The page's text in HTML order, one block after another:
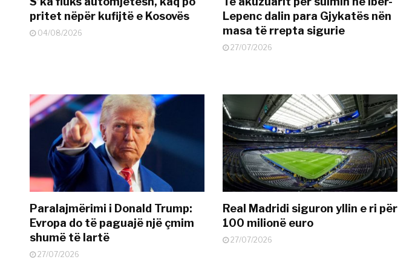
pritet nëpër kufijtë e Kosovës
04/08/2026
Lepenc dalin para Gjykatës nën
masa të rrepta sigurie
27/07/2026
Paralajmërimi i Donald Trump:
Evropa do të paguajë një çmim
shumë të lartë
27/07/2026
Real Madridi siguron yllin e ri për
100 milionë euro
27/07/2026